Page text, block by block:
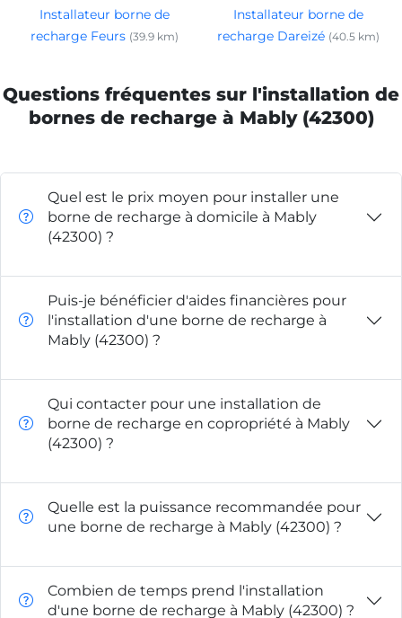
Installateur borne de
recharge Feurs (39.9 km)
Installateur borne de
recharge Dareizé (40.5 km)
Questions fréquentes sur l'installation de
bornes de recharge à Mably (42300)
Quel est le prix moyen pour installer une
borne de recharge à domicile à Mably
(42300) ?
Puis-je bénéficier d'aides financières pour
l'installation d'une borne de recharge à
Mably (42300) ?
Qui contacter pour une installation de
borne de recharge en copropriété à Mably
(42300) ?
Quelle est la puissance recommandée pour
une borne de recharge à Mably (42300) ?
Combien de temps prend l'installation
d'une borne de recharge à Mably (42300) ?